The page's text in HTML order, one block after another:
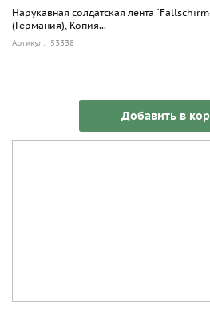
Нарукавная солдатская лента
(Германия), Копия...
Артикул: 53338
Добавить в